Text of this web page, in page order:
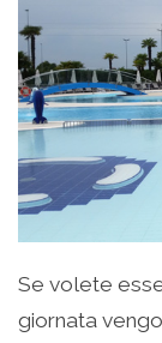
Se volete
giornata